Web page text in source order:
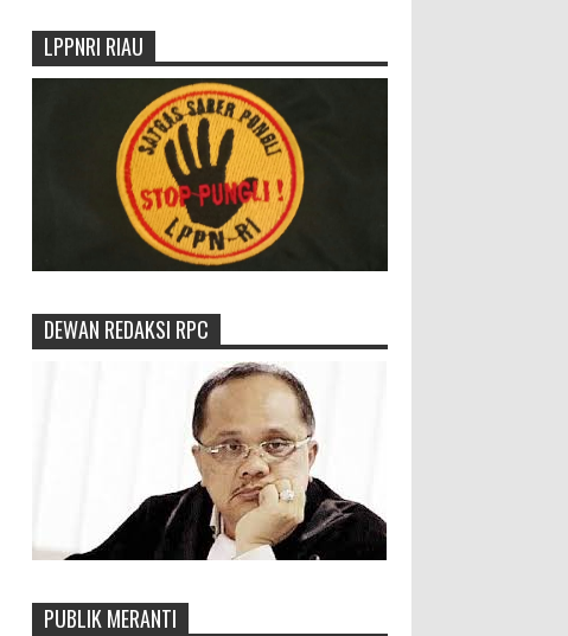
LPPNRI RIAU
DEWAN REDAKSI RPC
PUBLIK MERANTI